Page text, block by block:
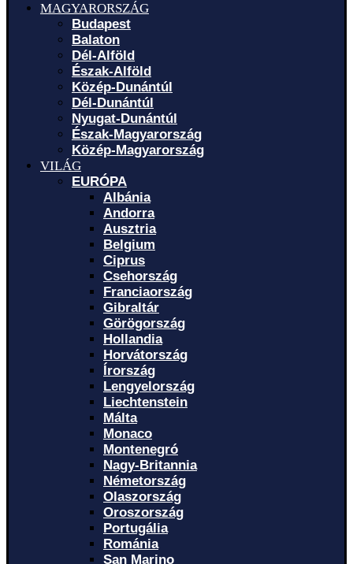
MAGYARORSZÁG
Budapest
Balaton
Dél-Alföld
Észak-Alföld
Közép-Dunántúl
Dél-Dunántúl
Nyugat-Dunántúl
Észak-Magyarország
Közép-Magyarország
VILÁG
EURÓPA
Albánia
Andorra
Ausztria
Belgium
Ciprus
Csehország
Franciaország
Gibraltár
Görögország
Hollandia
Horvátország
Írország
Lengyelország
Liechtenstein
Málta
Monaco
Montenegró
Nagy-Britannia
Németország
Olaszország
Oroszország
Portugália
Románia
San Marino